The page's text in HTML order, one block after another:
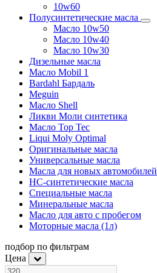
10w60
Полусинтетические масла
Масло 10w50
Масло 10w40
Масло 10w30
Дизельные масла
Масло Mobil 1
Bardahl Бардаль
Meguin
Масло Shell
Ликви Моли синтетика
Масло Top Tec
Liqui Moly Optimal
Оригинальные масла
Универсальные масла
Масла для новых автомобилей
HC-синтетические масла
Специальные масла
Минеральные масла
Масло для авто с пробегом
Моторные масла (1л)
подбор по фильтрам
Цена